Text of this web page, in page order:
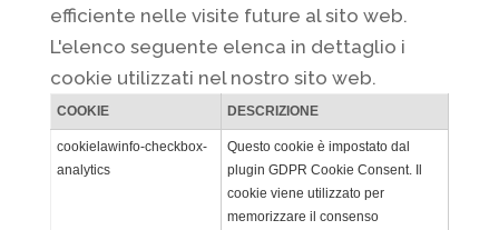
efficiente nelle visite future al sito web.
L'elenco seguente elenca in dettaglio i
cookie utilizzati nel nostro sito web.
COOKIE DESCRIZIONE
cookielawinfo-checkbox-
analytics
Questo cookie è impostato dal
plugin GDPR Cookie Consent. Il
cookie viene utilizzato per
memorizzare il consenso